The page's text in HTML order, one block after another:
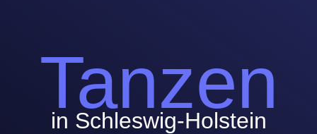
Tanzen
in Schleswig-Holstein